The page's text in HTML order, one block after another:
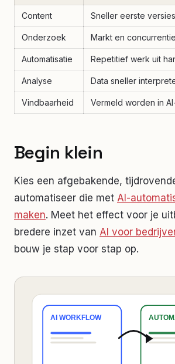
Content Sneller eerste
Onderzoek Markt en
Automatisatie Repetitief werk uit
Analyse Data sneller
Vindbaarheid Vermeld worden in
Begin klein
Kies een afgebakende,
automatiseer die met AI-
maken. Meet het effect voor je
bredere inzet van AI voor
bouw je stap voor stap op.